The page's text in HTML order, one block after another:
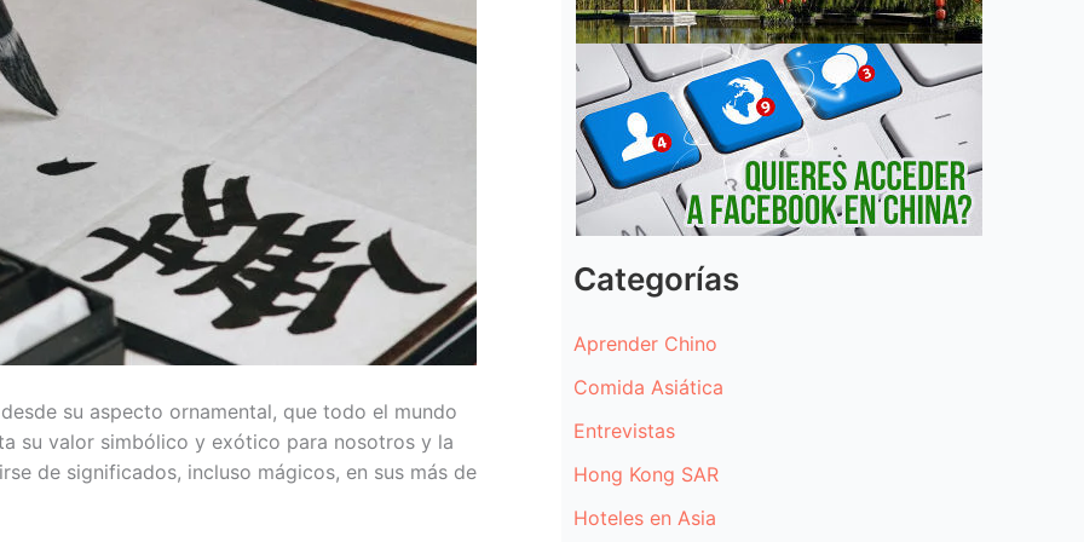
su aspecto ornamental, que todo el mundo
su valor simbólico y exótico para nosotros y la
de significados, incluso mágicos, en sus más de
Categorías
Aprender Chino
Comida Asiática
Entrevistas
Hong Kong SAR
Hoteles en Asia